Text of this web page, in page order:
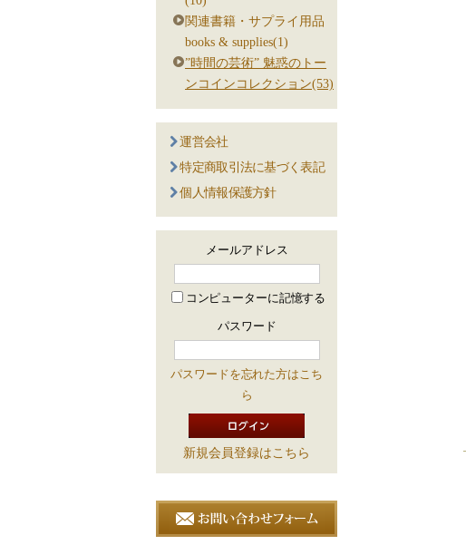
関連書籍・サプライ用品
books & supplies(1)
”時間の芸術” 魅惑のトー
ンコインコレクション(53)
運営会社
特定商取引法に基づく表記
個人情報保護方針
メールアドレス
コンピューターに記憶する
パスワード
パスワードを忘れた方はこち
ら
新規会員登録はこちら